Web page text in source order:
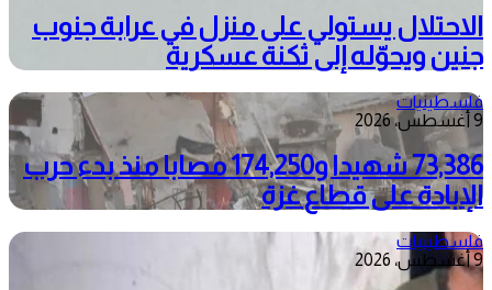
الاحتلال يستولي على منزل في عرابة جنوب
جنين ويحوّله إلى ثكنة عسكرية
فلسطينيات
9 أغسطس، 2026
73,386 شهيدا و174,250 مصابا منذ بدء حرب
الإبادة على قطاع غزة
فلسطينيات
9 أغسطس، 2026